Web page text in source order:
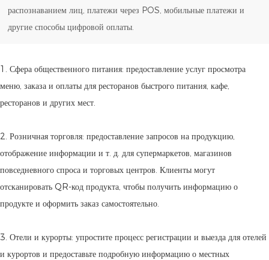
распознаванием лиц, платежи через POS, мобильные платежи и
другие способы цифровой оплаты.
1. Сфера общественного питания: предоставление услуг просмотра
меню, заказа и оплаты для ресторанов быстрого питания, кафе,
ресторанов и других мест.
2. Розничная торговля: предоставление запросов на продукцию,
отображение информации и т. д. для супермаркетов, магазинов
повседневного спроса и торговых центров. Клиенты могут
отсканировать QR-код продукта, чтобы получить информацию о
продукте и оформить заказ самостоятельно.
3. Отели и курорты: упростите процесс регистрации и выезда для отелей
и курортов и предоставьте подробную информацию о местных